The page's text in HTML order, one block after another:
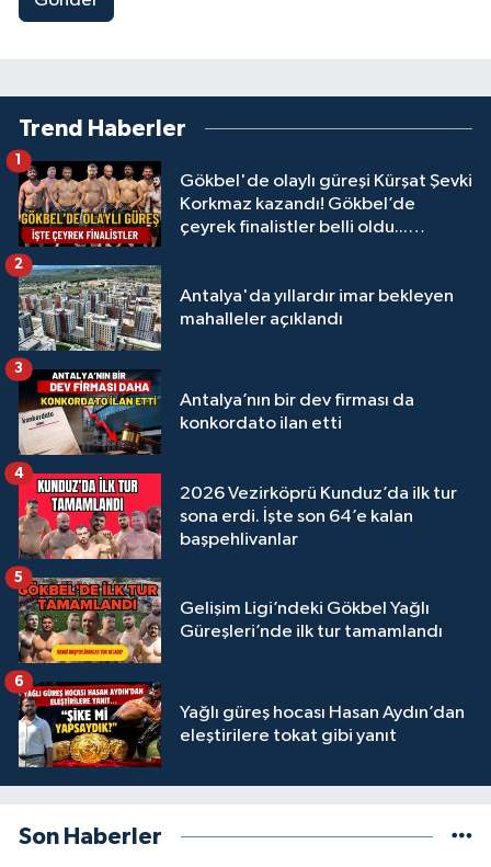
Trend Haberler
Gökbel'de olaylı güreşi Kürşat Şevki
Korkmaz kazandı! Gökbel’de
çeyrek finalistler belli oldu...
Antalya'da yıllardır imar bekleyen
mahalleler açıklandı
2
Antalya’nın bir dev firması da
konkordato ilan etti
3
2026 Vezirköprü Kunduz’da ilk tur
sona erdi. İşte son 64’e kalan
başpehlivanlar
4
Gelişim Ligi’ndeki Gökbel Yağlı
Güreşleri’nde ilk tur tamamlandı
5
Yağlı güreş hocası Hasan Aydın’dan
eleştirilere tokat gibi yanıt
6
Son Haberler